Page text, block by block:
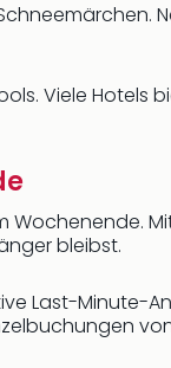
Viele
bleibst.
Last-Minute-